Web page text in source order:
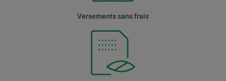
Versements sans frais